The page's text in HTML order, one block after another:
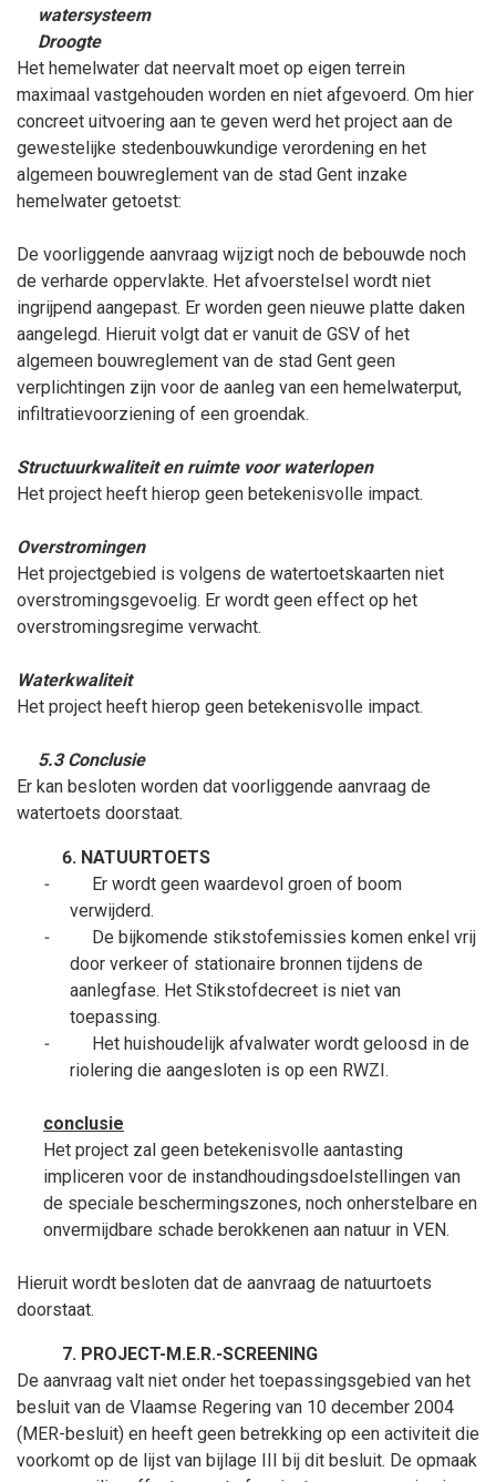
watersysteem
Droogte
Het hemelwater dat neervalt moet op eigen terrein
maximaal vastgehouden worden en niet afgevoerd. Om hier
concreet uitvoering aan te geven werd het project aan de
gewestelijke stedenbouwkundige verordening en het
algemeen bouwreglement van de stad Gent inzake
hemelwater getoetst:
De voorliggende aanvraag wijzigt noch de bebouwde noch
de verharde oppervlakte. Het afvoerstelsel wordt niet
ingrijpend aangepast. Er worden geen nieuwe platte daken
aangelegd. Hieruit volgt dat er vanuit de GSV of het
algemeen bouwreglement van de stad Gent geen
verplichtingen zijn voor de aanleg van een hemelwaterput,
infiltratievoorziening of een groendak.
Structuurkwaliteit en ruimte voor waterlopen
Het project heeft hierop geen betekenisvolle impact.
Overstromingen
Het projectgebied is volgens de watertoetskaarten niet
overstromingsgevoelig. Er wordt geen effect op het
overstromingsregime verwacht.
Waterkwaliteit
Het project heeft hierop geen betekenisvolle impact.
5.3 Conclusie
Er kan besloten worden dat voorliggende aanvraag de
watertoets doorstaat.
NATUURTOETS
-
Er wordt geen waardevol groen of boom
verwijderd.
-
De bijkomende stikstofemissies komen enkel vrij
door verkeer of stationaire bronnen tijdens de
aanlegfase. Het Stikstofdecreet is niet van
toepassing.
-
Het huishoudelijk afvalwater wordt geloosd in de
riolering die aangesloten is op een RWZI.
conclusie
Het project zal geen betekenisvolle aantasting
impliceren voor de instandhoudingsdoelstellingen van
de speciale beschermingszones, noch onherstelbare en
onvermijdbare schade berokkenen aan natuur in VEN.
Hieruit wordt besloten dat de aanvraag de natuurtoets
doorstaat.
PROJECT-M.E.R.-SCREENING
De aanvraag valt niet onder het toepassingsgebied van het
besluit van de Vlaamse Regering van 10 december 2004
(MER-besluit) en heeft geen betrekking op een activiteit die
voorkomt op de lijst van bijlage III bij dit besluit. De opmaak